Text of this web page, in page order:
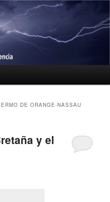
ciencia
DE ORANGE-NASSAU
y el